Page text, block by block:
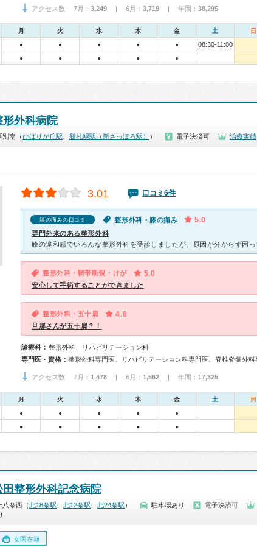
アクセス数 7月： 3,249 | 6月： 3,719 | 年間： 38,295
月 火 水 木 金 土 日
● ● ● ● ●
08:30-11:00
● ● ● ● ●
形外科病院
別南（ひばりが丘駅 新札幌駅（新さっぽろ駅） ） 電子決済可 治療実績
3.01 口コミ6件
膝の痛みの口コミ 整形外科・膝の痛み 5.0
専門外来のある整形外科
整形外科・靭帯断裂・けが 5.0
安心して手術することができました
整形外科・五十肩 4.0
旦那さんが五十肩？！
診療科： 整形外科、リハビリテーション科
専門医・資格：
アクセス数 7月： 1,478 | 6月： 1,562 | 年間： 17,325
月 火 水 木 金 土 日
● ● ● ● ●
● ● ● ● ●
整形外科記念病院
八条西（北18条駅 北12条駅 北24条駅 ） 駐車場あり 電子決済可
女医在籍